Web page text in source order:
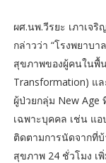
ผศ.นพ.วีรยะ เภาเจ
กล่าวว่า “โรงพยาบ
สุขภาพของผู้คนในพื้
Transformation) แ
ผู้ป่วยกลุ่ม New Age
เฉพาะบุคคล เช่น แ
ติดตามการนัดจากที่
สุขภาพ 24 ชั่วโมง เ